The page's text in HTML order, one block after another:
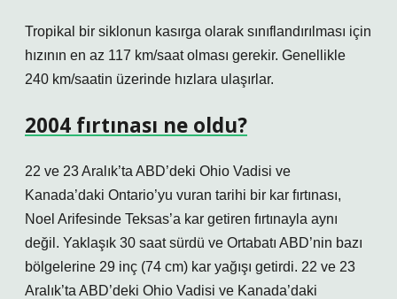
Tropikal bir siklonun kasırga olarak sınıflandırılması için
hızının en az 117 km/saat olması gerekir. Genellikle
240 km/saatin üzerinde hızlara ulaşırlar.
2004 fırtınası ne oldu?
22 ve 23 Aralık’ta ABD’deki Ohio Vadisi ve
Kanada’daki Ontario’yu vuran tarihi bir kar fırtınası,
Noel Arifesinde Teksas’a kar getiren fırtınayla aynı
değil. Yaklaşık 30 saat sürdü ve Ortabatı ABD’nin bazı
bölgelerine 29 inç (74 cm) kar yağışı getirdi. 22 ve 23
Aralık’ta ABD’deki Ohio Vadisi ve Kanada’daki